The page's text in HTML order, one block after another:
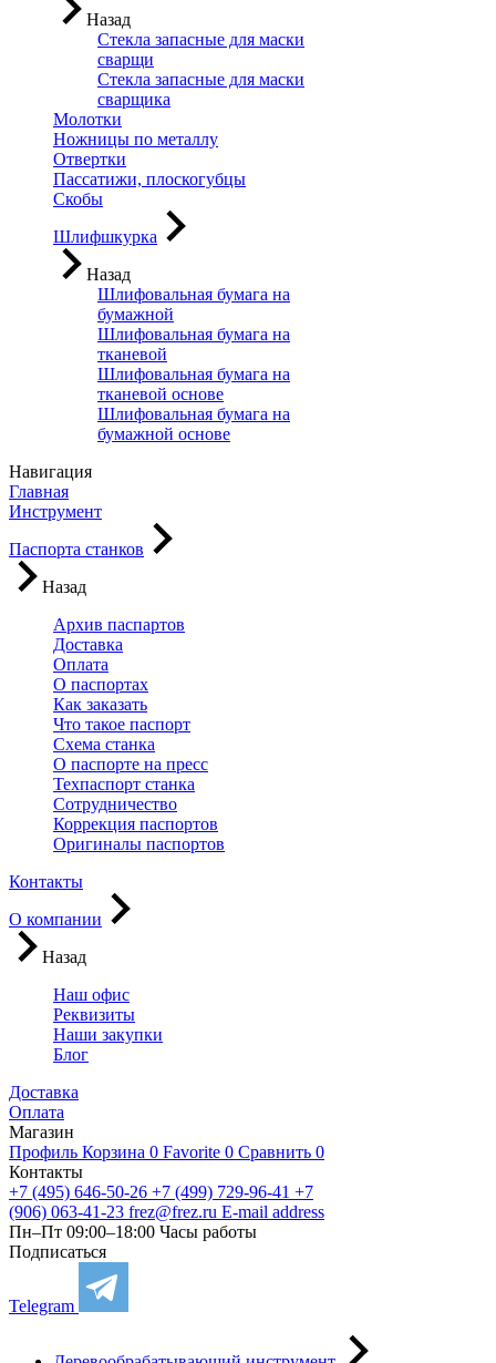
Назад
Стекла запасные для маски
сварщи
Стекла запасные для маски
сварщика
Молотки
Ножницы по металлу
Отвертки
Пассатижи, плоскогубцы
Скобы
Шлифшкурка
Назад
Шлифовальная бумага на
бумажной
Шлифовальная бумага на
тканевой
Шлифовальная бумага на
тканевой основе
Шлифовальная бумага на
бумажной основе
Навигация
Главная
Инструмент
Паспорта станков
Назад
Архив паспартов
Доставка
Оплата
О паспортах
Как заказать
Что такое паспорт
Схема станка
О паспорте на пресс
Техпаспорт станка
Сотрудничество
Коррекция паспортов
Оригиналы паспортов
Контакты
О компании
Назад
Наш офис
Реквизиты
Наши закупки
Блог
Доставка
Оплата
Магазин
Профиль Корзина 0 Favorite 0 Сравнить 0
Контакты
+7 (495) 646-50-26 +7 (499) 729-96-41 +7
(906) 063-41-23 frez@frez.ru E-mail address
Пн–Пт 09:00–18:00 Часы работы
Подписаться
Telegram